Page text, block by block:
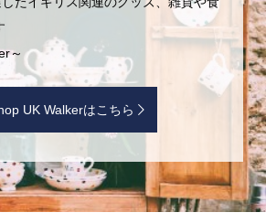
～
UK Walkerはこちら